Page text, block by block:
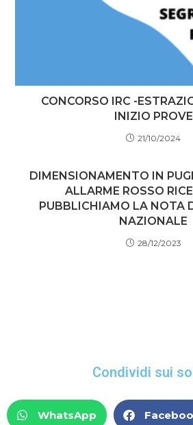
CONCORSO IRC -
INIZIO PROVE
21/10/2024
DIMENSIONAMENTO IN
ALLARME ROSSO
PUBBLICHIAMO LA NOTA
NAZIONALE
28/12/2023
Condividi sui
WhatsApp